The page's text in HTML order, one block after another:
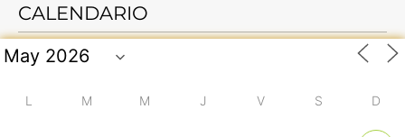
CALENDARIO
L M M J V S D